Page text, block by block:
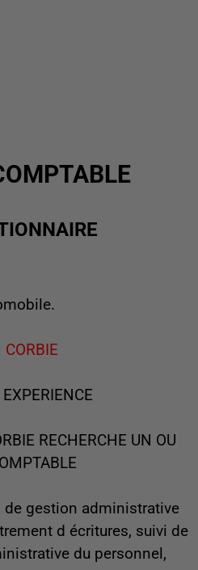
RECHERCHE UN OU
de gestion administrative
d écritures, suivi de
du personnel,